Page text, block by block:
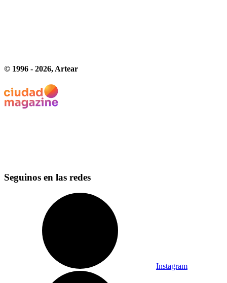
© 1996 - 2026, Artear
Seguinos en las redes
Instagram